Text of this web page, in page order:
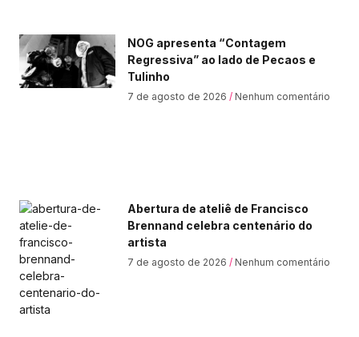
NOG apresenta “Contagem
Regressiva” ao lado de Pecaos e
Tulinho
7 de agosto de 2026 Nenhum comentário
Abertura de ateliê de Francisco
Brennand celebra centenário do
artista
7 de agosto de 2026 Nenhum comentário